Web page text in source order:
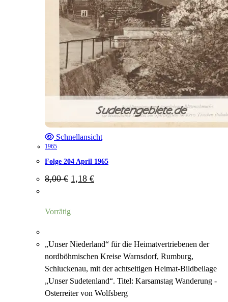
Schnellansicht
1965
Folge 204 April 1965
8,00€ Ursprünglicher
Preis
1,18 €Aktueller
Vorrätig
„Unser Niederland“ für die Heimatvertriebenen der
nordböhmischen Kreise Warnsdorf, Rumburg,
Schluckenau, mit der achtseitigen Heimat-Bildbeilage
„Unser Sudetenland“. Titel: Karsamstag Wanderung -
Osterreiter von Wolfsberg